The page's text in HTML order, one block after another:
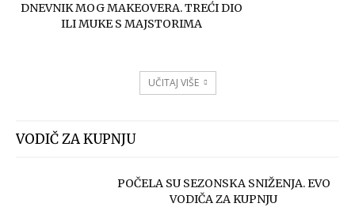
DNEVNIK MOG MAKEOVERA. TREĆI DIO
ILI MUKE S MAJSTORIMA
UČITAJ VIŠE
VODIČ ZA KUPNJU
POČELA SU SEZONSKA SNIŽENJA. EVO
VODIČA ZA KUPNJU